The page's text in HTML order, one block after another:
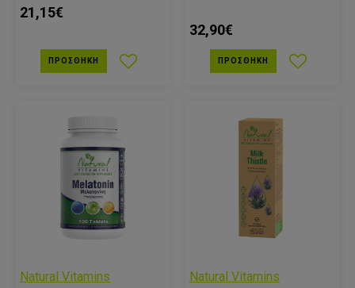
21,15€
ΠΡΟΣΘΉΚΗ
32,90€
ΠΡΟΣΘΉΚΗ
Natural Vitamins Natural Vitamins